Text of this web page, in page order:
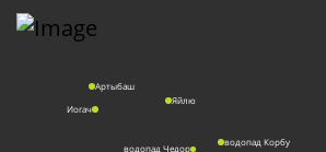
Артыбаш
Иогач
Яйлю
водопад Корбу
водопад Чедор